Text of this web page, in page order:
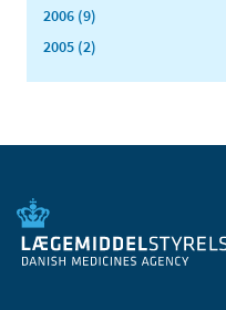
2006 (9)
2005 (2)